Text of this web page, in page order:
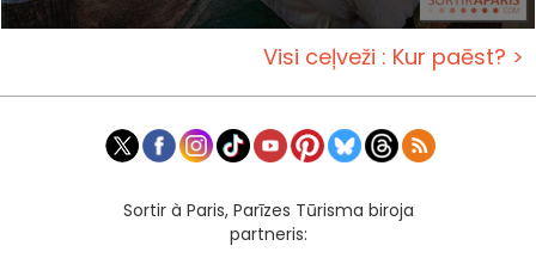
Visi ceļveži : Kur paēst? >
Sortir à Paris, Parīzes Tūrisma biroja
partneris: